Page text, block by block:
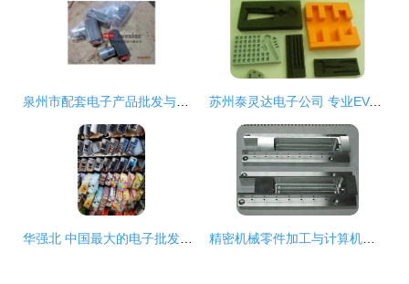
苏州泰灵达电子公司 专业EVA塑料制品批发服务